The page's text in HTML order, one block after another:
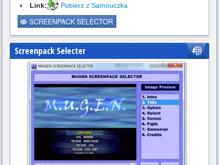
Link:
Pobierz z Samouczka
SCREENPACK SELECTOR
Screenpack Selecter